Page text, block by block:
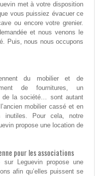
met à votre disposition
vous puissiez évacuer ce
ou encore votre grenier.
et nous venons le
Puis, nous nous occupons
du mobilier et de
de fournitures, un
de la société… sont autant
mobilier cassé et en
inutiles. Pour cela, notre
propose une location de
pour les associations
sur Leguevin propose une
afin qu’elles puissent se